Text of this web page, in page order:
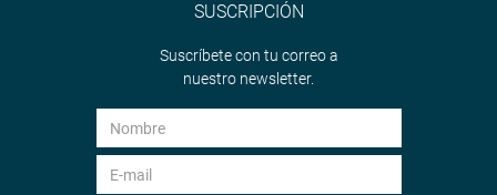
SUSCRIPCIÓN
Suscríbete con tu correo a
nuestro newsletter.